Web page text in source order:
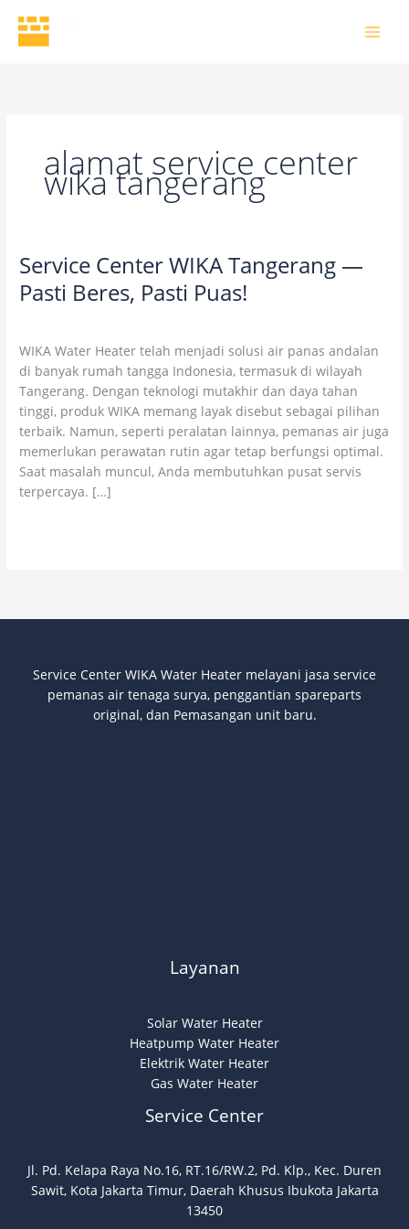
content
alamat service center
wika tangerang
Service Center WIKA Tangerang —
Pasti Beres, Pasti Puas!
WIKA Water Heater telah menjadi solusi air panas andalan
di banyak rumah tangga Indonesia, termasuk di wilayah
Tangerang. Dengan teknologi mutakhir dan daya tahan
tinggi, produk WIKA memang layak disebut sebagai pilihan
terbaik. Namun, seperti peralatan lainnya, pemanas air juga
memerlukan perawatan rutin agar tetap berfungsi optimal.
Saat masalah muncul, Anda membutuhkan pusat servis
terpercaya. […]
Service
WIKA
Pasti
Beres,
Pasti
Puas!
Service Center WIKA Water Heater melayani jasa service
pemanas air tenaga surya, penggantian spareparts
original, dan Pemasangan unit baru.
Layanan
Solar Water Heater
Heatpump Water Heater
Elektrik Water Heater
Gas Water Heater
Service Center
Jl. Pd. Kelapa Raya No.16, RT.16/RW.2, Pd. Klp., Kec. Duren
Sawit, Kota Jakarta Timur, Daerah Khusus Ibukota Jakarta
13450